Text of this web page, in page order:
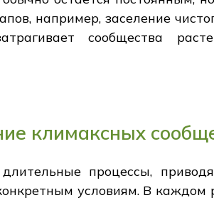
например, заселение
сообщества
климаксных
процессы,
условиям. В каждом